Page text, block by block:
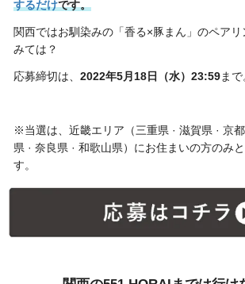
するだけです。
関西ではお馴染みの「香る×豚まん」のペア
みては？
応募締切は、 2022年5月18日（水）23:59まで
※当選は、近畿エリア（三重県 · 滋賀県 · 京
県 · 奈良県 · 和歌山県）にお住まいの方のみ
す。